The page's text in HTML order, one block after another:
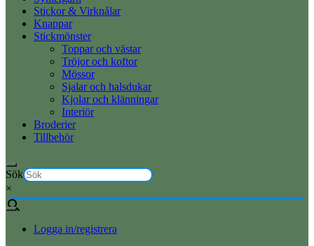
Stickor & Virknålar
Knappar
Stickmönster
Toppar och västar
Tröjor och koftor
Mössor
Sjalar och halsdukar
Kjolar och klänningar
Interiör
Broderier
Tillbehör
Sök
×
Logga in/registrera